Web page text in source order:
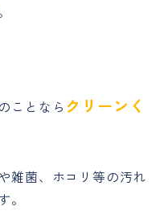
ことなら クリーンく
雑菌、ホコリ等の汚れ